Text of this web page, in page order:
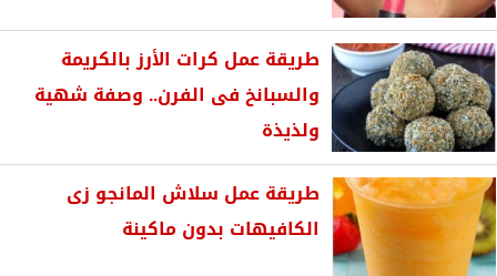
طريقة عمل كرات الأرز بالكريمة
والسبانخ فى الفرن.. وصفة شهية
ولذيذة
طريقة عمل سلاش المانجو زى
الكافيهات بدون ماكينة